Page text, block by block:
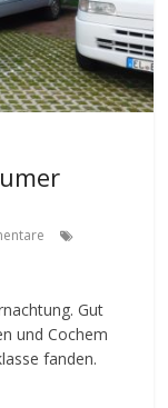
Gut
und Cochem
fanden.